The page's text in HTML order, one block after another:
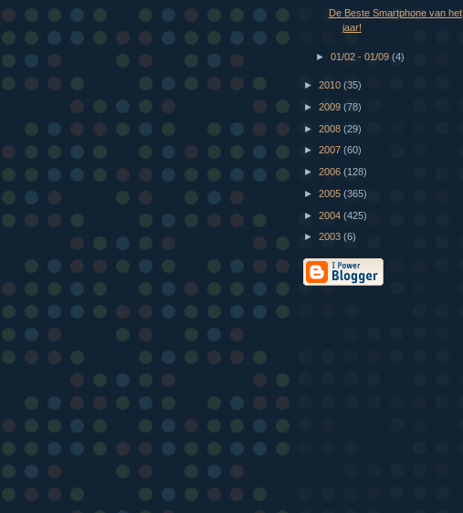
De Beste Smartphone van het
jaar!
►01/02 - 01/09(4)
► 2010 (35)
► 2009 (78)
► 2008 (29)
► 2007 (60)
► 2006 (128)
► 2005 (365)
► 2004 (425)
► 2003 (6)